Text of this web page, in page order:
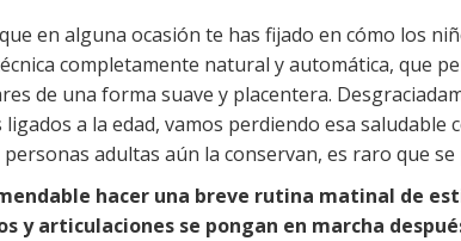
en alguna ocasión te has fijado en cómo los
completamente natural y automática, que
de una forma suave y placentera.
ligados a la edad, vamos perdiendo esa
adultas aún la conservan, es raro que
hacer una breve rutina matinal de
y articulaciones se pongan en marcha